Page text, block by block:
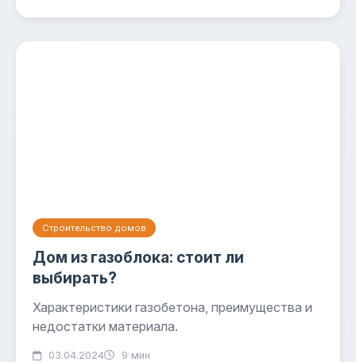
Строительство домов
Дом из газоблока: стоит ли
выбирать?
Характеристики газобетона, преимущества и
недостатки материала.
03.04.2024 9 мин